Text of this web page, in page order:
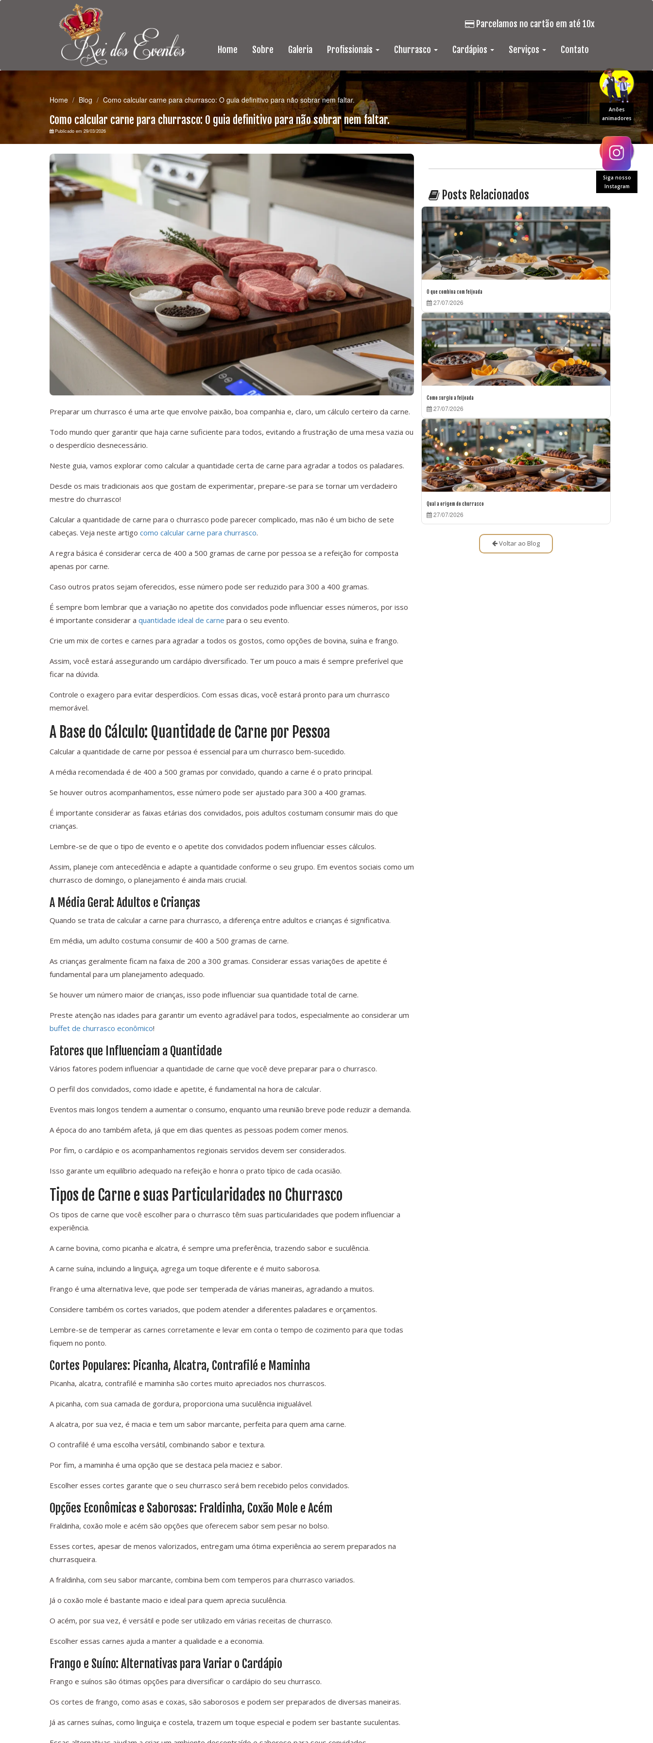
Anões
animadores
Siga nosso
Instagram
Home Sobre Galeria Profissionais Churrasco Cardápios Serviços Contato
Parcelamos no cartão em até 10x
Home Blog Como calcular carne para churrasco: O guia definitivo para não sobrar nem faltar.
Como calcular carne para churrasco: O guia definitivo para não sobrar nem faltar.
Publicado em 29/03/2026
Preparar um churrasco é uma arte que envolve paixão, boa companhia e, claro, um cálculo certeiro da carne.
Todo mundo quer garantir que haja carne suficiente para todos, evitando a frustração de uma mesa vazia ou
o desperdício desnecessário.
Neste guia, vamos explorar como calcular a quantidade certa de carne para agradar a todos os paladares.
Desde os mais tradicionais aos que gostam de experimentar, prepare-se para se tornar um verdadeiro
mestre do churrasco!
Calcular a quantidade de carne para o churrasco pode parecer complicado, mas não é um bicho de sete
cabeças. Veja neste artigo como calcular carne para churrasco.
A regra básica é considerar cerca de 400 a 500 gramas de carne por pessoa se a refeição for composta
apenas por carne.
Caso outros pratos sejam oferecidos, esse número pode ser reduzido para 300 a 400 gramas.
É sempre bom lembrar que a variação no apetite dos convidados pode influenciar esses números, por isso
é importante considerar a quantidade ideal de carne para o seu evento.
Crie um mix de cortes e carnes para agradar a todos os gostos, como opções de bovina, suína e frango.
Assim, você estará assegurando um cardápio diversificado. Ter um pouco a mais é sempre preferível que
ficar na dúvida.
Controle o exagero para evitar desperdícios. Com essas dicas, você estará pronto para um churrasco
memorável.
A Base do Cálculo: Quantidade de Carne por Pessoa
Calcular a quantidade de carne por pessoa é essencial para um churrasco bem-sucedido.
A média recomendada é de 400 a 500 gramas por convidado, quando a carne é o prato principal.
Se houver outros acompanhamentos, esse número pode ser ajustado para 300 a 400 gramas.
É importante considerar as faixas etárias dos convidados, pois adultos costumam consumir mais do que
crianças.
Lembre-se de que o tipo de evento e o apetite dos convidados podem influenciar esses cálculos.
Assim, planeje com antecedência e adapte a quantidade conforme o seu grupo. Em eventos sociais como um
churrasco de domingo, o planejamento é ainda mais crucial.
A Média Geral: Adultos e Crianças
Quando se trata de calcular a carne para churrasco, a diferença entre adultos e crianças é significativa.
Em média, um adulto costuma consumir de 400 a 500 gramas de carne.
As crianças geralmente ficam na faixa de 200 a 300 gramas. Considerar essas variações de apetite é
fundamental para um planejamento adequado.
Se houver um número maior de crianças, isso pode influenciar sua quantidade total de carne.
Preste atenção nas idades para garantir um evento agradável para todos, especialmente ao considerar um
buffet de churrasco econômico!
Fatores que Influenciam a Quantidade
Vários fatores podem influenciar a quantidade de carne que você deve preparar para o churrasco.
O perfil dos convidados, como idade e apetite, é fundamental na hora de calcular.
Eventos mais longos tendem a aumentar o consumo, enquanto uma reunião breve pode reduzir a demanda.
A época do ano também afeta, já que em dias quentes as pessoas podem comer menos.
Por fim, o cardápio e os acompanhamentos regionais servidos devem ser considerados.
Isso garante um equilíbrio adequado na refeição e honra o prato típico de cada ocasião.
Tipos de Carne e suas Particularidades no Churrasco
Os tipos de carne que você escolher para o churrasco têm suas particularidades que podem influenciar a
experiência.
A carne bovina, como picanha e alcatra, é sempre uma preferência, trazendo sabor e suculência.
A carne suína, incluindo a linguiça, agrega um toque diferente e é muito saborosa.
Frango é uma alternativa leve, que pode ser temperada de várias maneiras, agradando a muitos.
Considere também os cortes variados, que podem atender a diferentes paladares e orçamentos.
Lembre-se de temperar as carnes corretamente e levar em conta o tempo de cozimento para que todas
fiquem no ponto.
Cortes Populares: Picanha, Alcatra, Contrafilé e Maminha
Picanha, alcatra, contrafilé e maminha são cortes muito apreciados nos churrascos.
A picanha, com sua camada de gordura, proporciona uma suculência inigualável.
A alcatra, por sua vez, é macia e tem um sabor marcante, perfeita para quem ama carne.
O contrafilé é uma escolha versátil, combinando sabor e textura.
Por fim, a maminha é uma opção que se destaca pela maciez e sabor.
Escolher esses cortes garante que o seu churrasco será bem recebido pelos convidados.
Opções Econômicas e Saborosas: Fraldinha, Coxão Mole e Acém
Fraldinha, coxão mole e acém são opções que oferecem sabor sem pesar no bolso.
Esses cortes, apesar de menos valorizados, entregam uma ótima experiência ao serem preparados na
churrasqueira.
A fraldinha, com seu sabor marcante, combina bem com temperos para churrasco variados.
Já o coxão mole é bastante macio e ideal para quem aprecia suculência.
O acém, por sua vez, é versátil e pode ser utilizado em várias receitas de churrasco.
Escolher essas carnes ajuda a manter a qualidade e a economia.
Frango e Suíno: Alternativas para Variar o Cardápio
Frango e suínos são ótimas opções para diversificar o cardápio do seu churrasco.
Os cortes de frango, como asas e coxas, são saborosos e podem ser preparados de diversas maneiras.
Já as carnes suínas, como linguiça e costela, trazem um toque especial e podem ser bastante suculentas.
Posts Relacionados
O que combina com feijoada
27/07/2026
Como surgiu a feijoada
27/07/2026
Qual a origem do churrasco
27/07/2026
Voltar ao Blog